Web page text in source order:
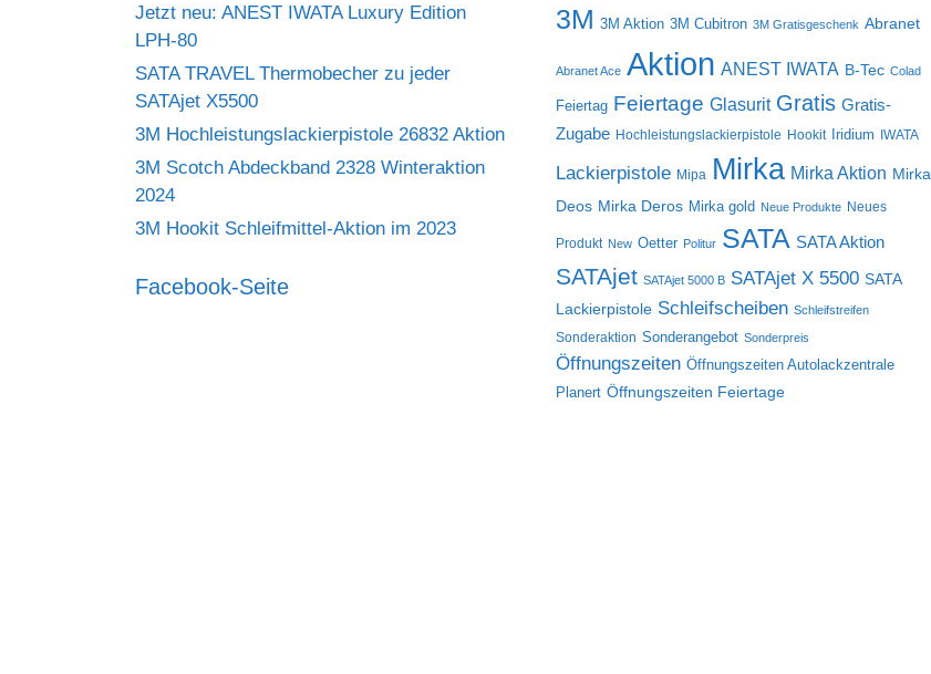
Jetzt neu: ANEST IWATA Luxury Edition
LPH-80
SATA TRAVEL Thermobecher zu jeder
SATAjet X5500
3M Hochleistungslackierpistole 26832 Aktion
3M Scotch Abdeckband 2328 Winteraktion
2024
3M Hookit Schleifmittel-Aktion im 2023
Facebook-Seite
3M 3M Aktion 3M Cubitron 3M Gratisgeschenk Abranet
Abranet Ace Aktion ANEST IWATA B-Tec Colad
Feiertag Feiertage Glasurit Gratis Gratis-
Zugabe Hochleistungslackierpistole Hookit Iridium IWATA
Lackierpistole Mipa Mirka Mirka Aktion Mirka
Deos Mirka Deros Mirka gold Neue Produkte Neues
Produkt New Oetter Politur SATA SATA Aktion
SATAjet SATAjet 5000 B SATAjet X 5500 SATA
Lackierpistole Schleifscheiben Schleifstreifen
Sonderaktion Sonderangebot Sonderpreis
Öffnungszeiten Öffnungszeiten Autolackzentrale
Planert Öffnungszeiten Feiertage